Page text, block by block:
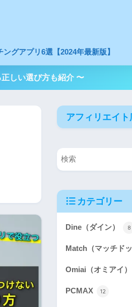
グアプリ6選【2024年最新版】
しい選び方も紹介 〜
アフィリエイ
カテゴリー
Dine（ダイン） 8
Match（マッチド
Omiai（オミアイ）
PCMAX 12